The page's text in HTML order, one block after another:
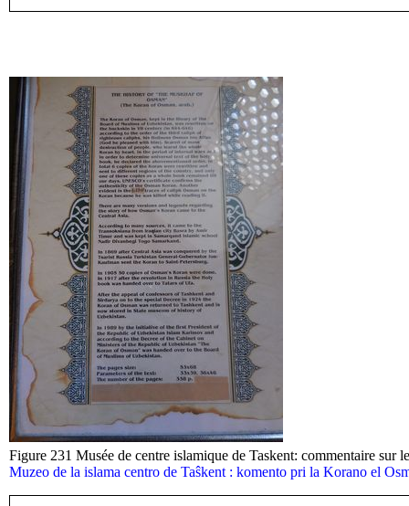
Figure 231 Musée de centre islamique de Taskent: commentaire sur
Muzeo de la islama centro de Taŝkent : komento pri la Korano el